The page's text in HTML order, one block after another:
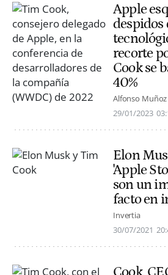
Apple
despidos
recorte
Cook se
40%
Alfonso
29/01/2023
Elon
'Apple
son un
facto en
Invertia
30/07/2021